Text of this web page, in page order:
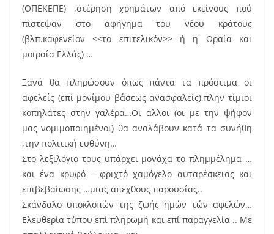
(ΟΠΕΚΕΠΕ) ,στέρηση χρημάτων από εκείνους πού
πίστεψαν στο αφήγημα του νέου κράτους
(βλπ.καφενείον <<το επιτελικόν>> ή η Ωραία και
μοιραία Ελλάς) …
Ξανά θα πληρώσουν όπως πάντα τα πρόστιμα οι
αφελείς (επί μονίμου βάσεως ανασφαλείς),πλην τίμιοι
κοπηλάτες στην γαλέρα…Οι άλλοι (οι με την ψήφον
μας νομιμοποιημένοι) θα αναλάβουν κατά τα συνήθη
,την πολιτική ευθύνη…
Στο λεξιλόγιο τους υπάρχει μονάχα το πλημμέλημα …
και ένα κρυφό – φριχτό χαμόγελο αυταρέσκειας και
επιβεβαίωσης …μιας απεχθους παρουσίας..
Σκάνδαλο υποκλοπών της ζωής ημών τών αφελών…
Ελευθερία τύπου επί πληρωμή και επί παραγγελία .. Με